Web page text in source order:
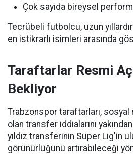
Çok sayıda bireysel
Tecrübeli futbolcu, uzun
en istikrarlı isimleri arasında
Taraftarlar Resmi
Bekliyor
Trabzonspor taraftarları, sosyal
olan transfer iddialarını
yıldız transferinin Süper Lig'in
görünürlüğünü artırabileceği